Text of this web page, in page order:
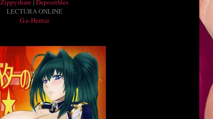
Zippyshare | Depositfiles
LECTURA ONLINE
G.e-Hentai